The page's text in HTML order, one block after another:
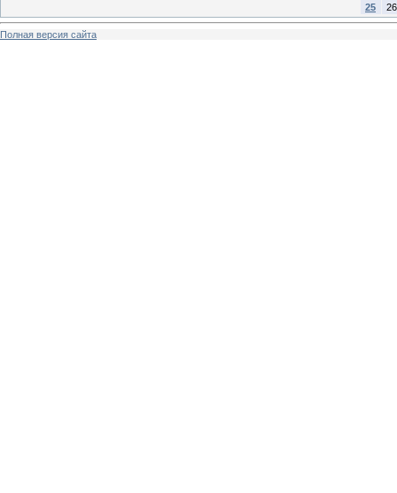
25
26
Полная версия сайта